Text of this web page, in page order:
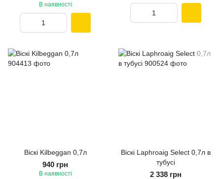
В наявності
Віскі Kilbeggan 0,7л
940 грн
В наявності
Віскі Laphroaig Select 0,7л в
тубусі
2 338 грн